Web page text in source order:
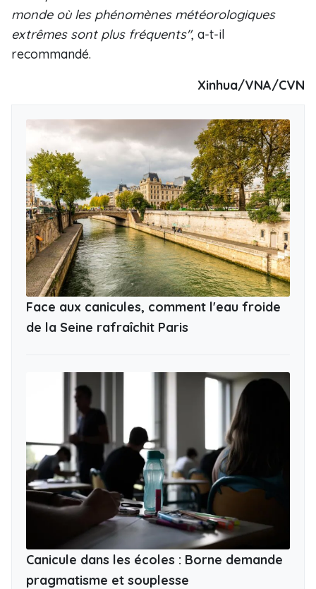
monde où les phénomènes météorologiques
extrêmes sont plus fréquents", a-t-il
recommandé.
Xinhua/VNA/CVN
Face aux canicules, comment l'eau froide
de la Seine rafraîchit Paris
Canicule dans les écoles : Borne demande
pragmatisme et souplesse